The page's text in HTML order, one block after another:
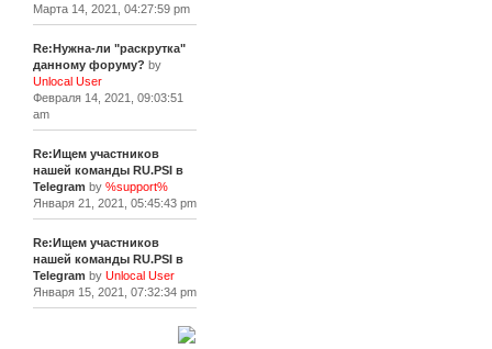
Марта 14, 2021, 04:27:59 pm
Re:Нужна-ли "раскрутка"
данному форуму? by
Unlocal User
Февраля 14, 2021, 09:03:51
am
Re:Ищем участников
нашей команды RU.PSI в
Telegram by %support%
Января 21, 2021, 05:45:43 pm
Re:Ищем участников
нашей команды RU.PSI в
Telegram by Unlocal User
Января 15, 2021, 07:32:34 pm